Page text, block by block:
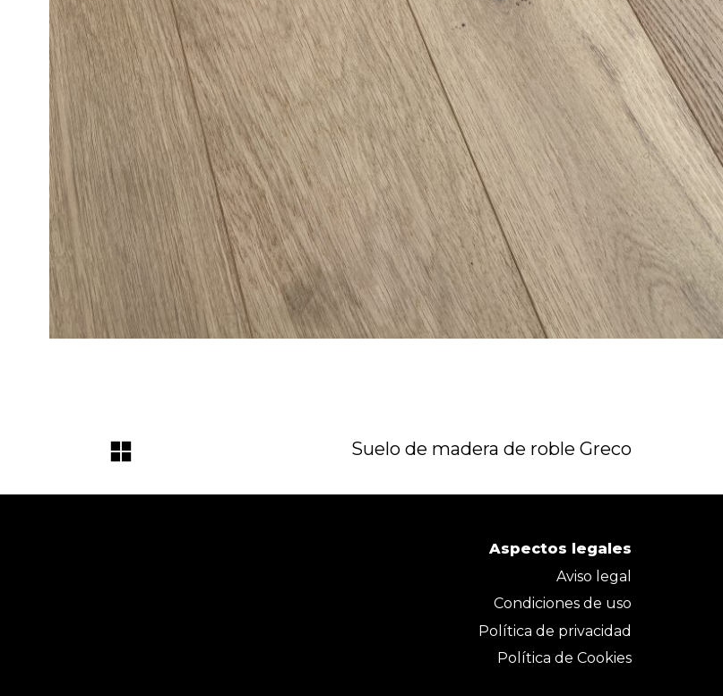
Suelo de madera de roble Greco
Aspectos legales
Aviso legal
Condiciones de uso
Política de privacidad
Política de Cookies